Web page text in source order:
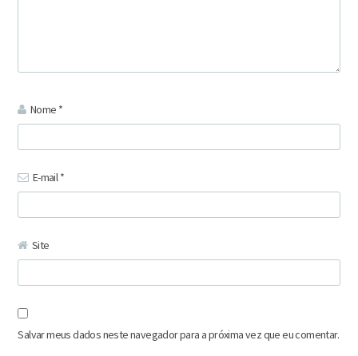
Nome *
E-mail*
Site
Salvar meus dados neste navegador para a próxima vez que eu comentar.